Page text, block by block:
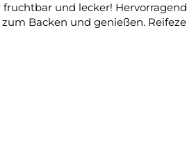
und lecker!
Backen und genießen.